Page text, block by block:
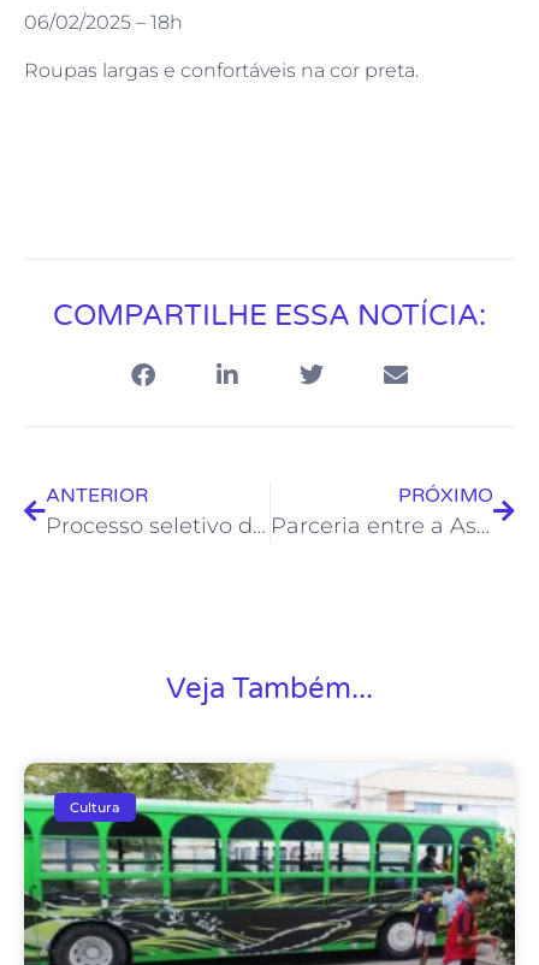
06/02/2025 – 18h
Roupas largas e confortáveis na cor preta.
COMPARTILHE ESSA NOTÍCIA:
ANTERIOR
Processo seletivo dos cursos do Centro de Formação Artística bate recorde de inscrições este ano
PRÓXIMO
Parceria entre a Associação Égide e a Fundação de Cultura promove Curso de Capacitação Audiovisual
Veja Também...
Cultura